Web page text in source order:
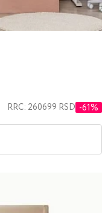
RRC: 260699 RSD -61%